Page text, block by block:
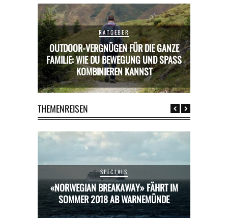
RATGEBER
OUTDOOR-VERGNÜGEN FÜR DIE GANZE
FAMILIE: WIE DU BEWEGUNG UND SPASS K
OMBINIEREN KANNST
THEMENREISEN
SPECIALS
«NORWEGIAN BREAKAWAY» FÄHRT IM
SOMMER 2018 AB WARNEMÜNDE